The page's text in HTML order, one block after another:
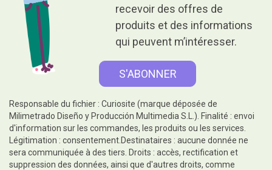
recevoir des offres de
produits et des informations
qui peuvent m’intéresser.
Responsable du fichier : Curiosite (marque déposée de
Milimetrado Diseño y Producción Multimedia S.L.). Finalité : envoi
d'information sur les commandes, les produits ou les services.
Légitimation : consentement.Destinataires : aucune donnée ne
sera communiquée à des tiers. Droits : accès, rectification et
suppression des données, ainsi que d'autres droits, comme